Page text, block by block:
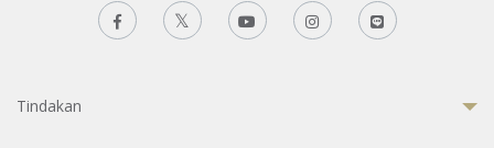
Tindakan